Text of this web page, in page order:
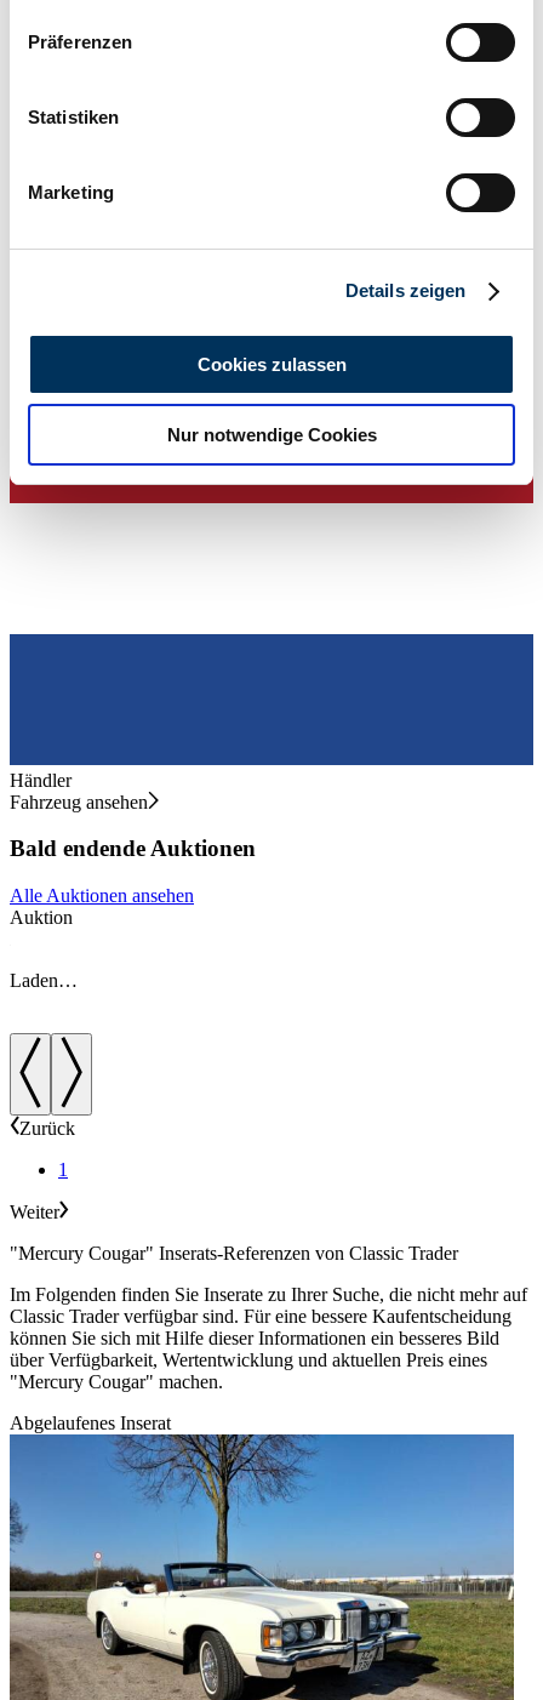
Informationen über Ihre geografische Lage
können
bestimmten Merkmalen (Fingerprinting) identifizieren
Erfahren Sie mehr darüber, wie Ihre persönlichen Daten
analysieren. Außerdem geben wir Informationen zu Ihrer
Verwendung unserer Website an unsere Partner für
soziale Medien, Werbung und Analysen weiter. Unsere
Präferenzen
Statistiken
Marketing
Details zeigen
Cookies zulassen
Nur notwendige Cookies
Händler
Fahrzeug ansehen
Bald endende Auktionen
Alle Auktionen ansehen
Auktion
Laden…
Zurück
1
Weiter
"Mercury Cougar" Inserats-Referenzen von Classic Trader
Im Folgenden finden Sie Inserate zu Ihrer Suche, die nicht mehr auf
Classic Trader verfügbar sind. Für eine bessere Kaufentscheidung
können Sie sich mit Hilfe dieser Informationen ein besseres Bild
über Verfügbarkeit, Wertentwicklung und aktuellen Preis eines
"Mercury Cougar" machen.
Abgelaufenes Inserat